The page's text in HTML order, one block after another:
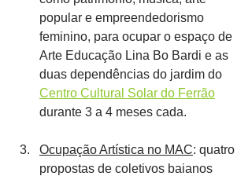
popular e empreendedorismo
feminino, para ocupar o espaço de
Arte Educação Lina Bo Bardi e as
duas dependências do jardim do
Centro Cultural Solar do Ferrão
durante 3 a 4 meses cada.
Ocupação Artística no MAC: quatro
propostas de coletivos baianos